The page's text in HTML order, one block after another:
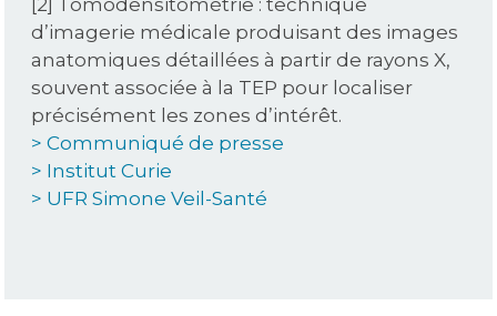
d’imagerie médicale produisant des images
anatomiques détaillées à partir de rayons X,
souvent associée à la TEP pour localiser
précisément les zones d’intérêt.
> Communiqué de presse
> Institut Curie
> UFR Simone Veil-Santé